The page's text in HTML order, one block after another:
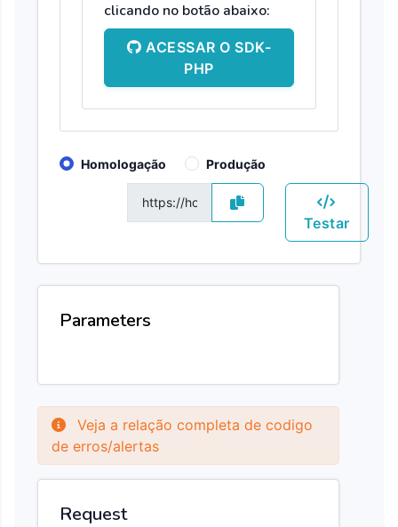
clicando no botão abaixo:
ACESSAR O SDK-
PHP
Homologação Produção
Testar
Parameters
Veja a relação completa de codigo
de erros/alertas
Request